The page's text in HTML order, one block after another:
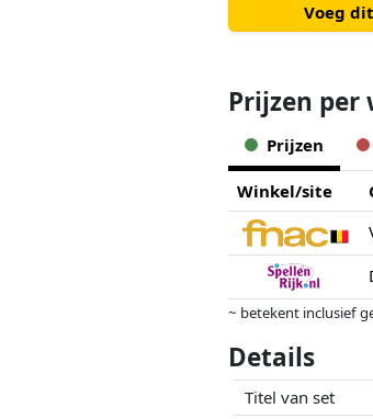
Voeg
Prijzen
Prijzen
Winkel/site
~ betekent inclusief
geen enkele invoed
Details
Titel van set